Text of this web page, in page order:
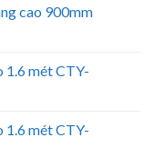
cao 900mm
1.6 mét CTY-
1.6 mét CTY-